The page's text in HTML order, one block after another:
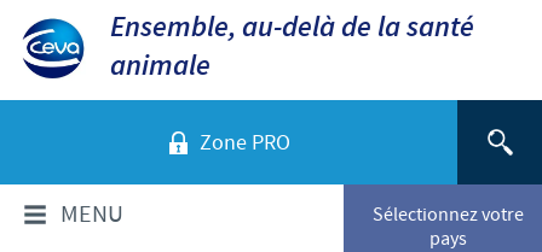
Ensemble, au-delà de la santé
animale
Zone PRO
Sélectionnez votre
pays
MENU